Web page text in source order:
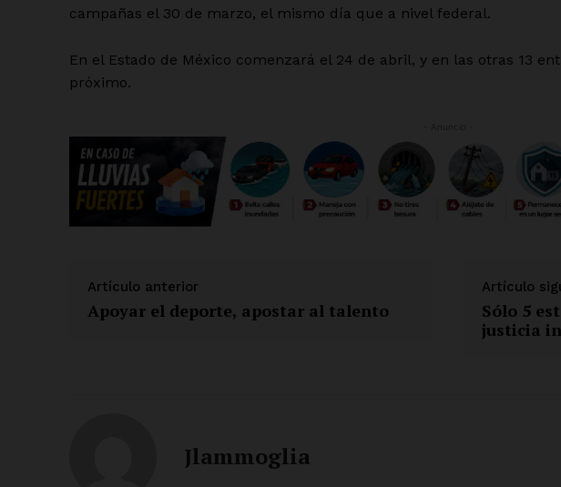
campañas el 30 de marzo, el mismo día que a nivel federal.
En el Estado de México comenzará el 24 de abril, y en las otras 13
próximo.
Artículo anterior
Apoyar el deporte, apostar al talento
Artículo
Sólo 5
justicia
Jlammoglia